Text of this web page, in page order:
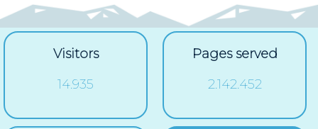
Visitors
14.935
Pages served
2.142.452